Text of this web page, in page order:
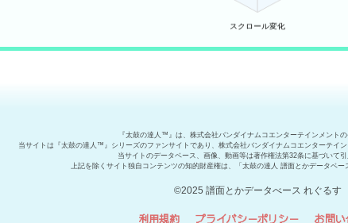
『太鼓の達人™』は、株式会社バンダイナムコエンターテインメントの
当サイトは『太鼓の達人™』シリーズのファンサイトであり、株式会社バンダイナムコエンターテイン
当サイトのデータベース、画像、動画等は著作権法第32条に基づいて引
上記を除くサイト独自コンテンツの知的財産権は、「太鼓の達人 譜面とかデータベー
©2025 譜面とかデータべース れぐるす
利用規約 プライバシーポリシー お問